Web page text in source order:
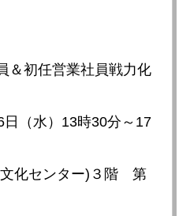
＆初任営業社員戦力化
（水）13時30分～17
化センター)３階 第